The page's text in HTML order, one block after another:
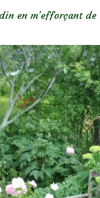
en m’efforçant